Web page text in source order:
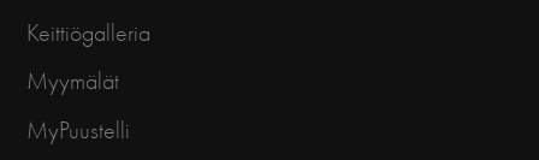
Keittiögalleria
Myymälät
MyPuustelli